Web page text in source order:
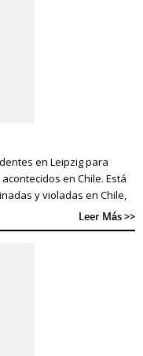
en Leipzig para
en Chile. Está
y violadas en Chile,
Leer Más >>